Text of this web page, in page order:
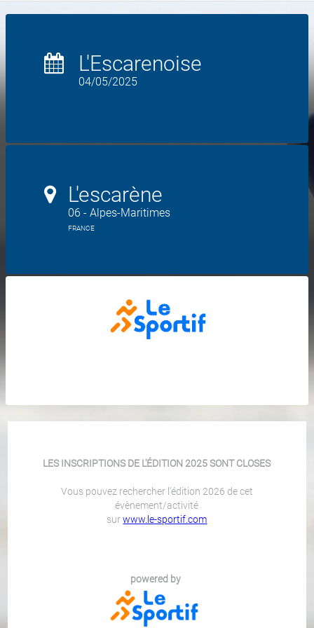
L'Escarenoise
04/05/2025
L'escarène
06 - Alpes-Maritimes
FRANCE
LES INSCRIPTIONS DE L'ÉDITION 2025 SONT CLOSES
Vous pouvez rechercher l'édition 2026 de cet
évènement/activité
surwww.le-sportif.com
powered by